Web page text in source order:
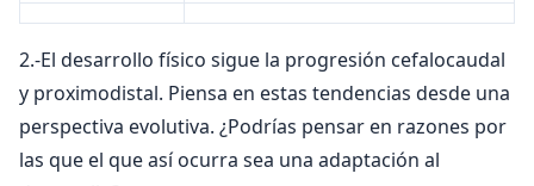
2.-El desarrollo físico sigue la progresión cefalocaudal
y proximodistal. Piensa en estas tendencias desde una
perspectiva evolutiva. ¿Podrías pensar en razones por
las que el que así ocurra sea una adaptación al